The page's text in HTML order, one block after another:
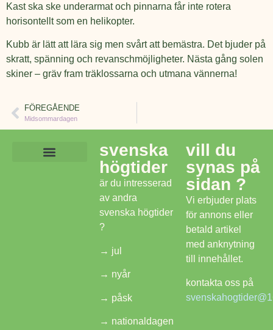
Kast ska ske underarmat och pinnarna får inte rotera
horisontellt som en helikopter.
Kubb är lätt att lära sig men svårt att bemästra. Det bjuder på
skratt, spänning och revanschmöjligheter. Nästa gång solen
skiner – gräv fram träklossarna och utmana vännerna!
FÖREGÅENDE
Midsommardagen
svenska
högtider
är du intresserad
av andra
svenska högtider
?
→ jul
→ nyår
→ påsk
→ nationaldagen
vill du
synas på
sidan ?
Vi erbjuder plats
för annons eller
betald artikel
med anknytning
till innehållet.
kontakta oss på